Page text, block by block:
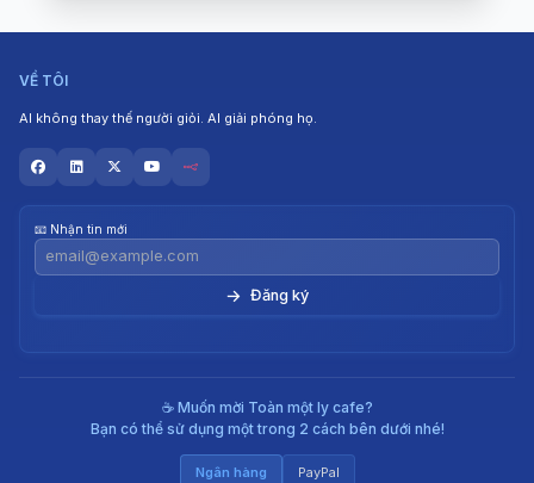
VỀ TÔI
AI không thay thế người giỏi. AI giải phóng họ.
📧 Nhận tin mới
→
☕ Muốn mời Toàn một ly cafe?
Bạn có thể sử dụng một trong 2 cách bên dưới nhé!
Ngân hàng PayPal